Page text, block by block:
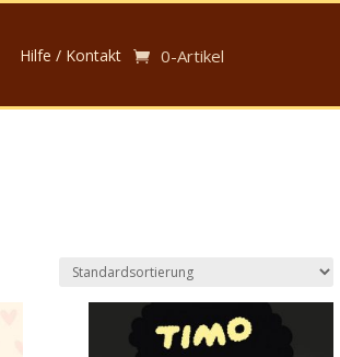
Hilfe / Kontakt 0-Artikel